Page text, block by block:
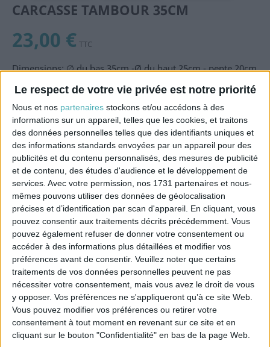
Le respect de votre vie privée est notre priorité
Nous et nos partenaires stockons et/ou accédons à des
informations sur un appareil, telles que les cookies, et traitons
des données personnelles telles que des identifiants uniques et
des informations standards envoyées par un appareil pour des
publicités et du contenu personnalisés, des mesures de publicité
et de contenu, des études d'audience et le développement de
services. Avec votre permission, nos 1731 partenaires et nous-
mêmes pouvons utiliser des données de géolocalisation
précises et d’identification par scan d'appareil. En cliquant, vous
pouvez consentir aux traitements décrits précédemment. Vous
pouvez également refuser de donner votre consentement ou
accéder à des informations plus détaillées et modifier vos
préférences avant de consentir. Veuillez noter que certains
traitements de vos données personnelles peuvent ne pas
nécessiter votre consentement, mais vous avez le droit de vous
y opposer. Vos préférences ne s'appliqueront qu’à ce site Web.
Vous pouvez modifier vos préférences ou retirer votre
consentement à tout moment en revenant sur ce site et en
cliquant sur le bouton "Confidentialité" en bas de la page Web.
CARCASSE TAMBOUR 35CM
23,00 € TTC
Dimensions: ∅ du bas 35cm -Ø du haut 25cm - pente 20cm
carcasse d'abat-jour recouverte de peinture epoxy blanc
Quantité
 AJOUTER AU PANIER
Description Référence
Les carcasses tambour, classiques ou coniques
sont plutôt destinées aux abat-jour "couture" .
Tissu tendu, tissu froncé, rubans entourés etc...
Pour les abat-jour contrecollés sur polyphane, il
est conseillé d'utiliser un jeu de deux cercles.
La carcasse est en époxy blanc: Si vous souhaitez
la peindre nous préconisons une peinture en
bombe à utiliser après avoir gratté un peu la
peinture blanche au papier de verre pour une